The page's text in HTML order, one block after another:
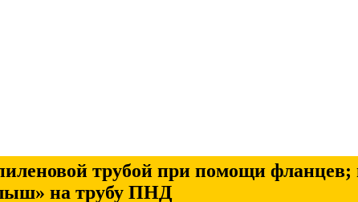
трубой при помощи фланцев;
на трубу ПНД